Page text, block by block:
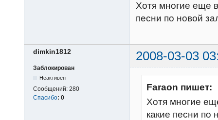
Хотя многие еще
песни по новой
dimkin1812 2008-03-03
Заблокирован
Неактивен
Сообщений: 280
Спасибо: 0
Faraon пишет:
Хотя многие
какие песни по